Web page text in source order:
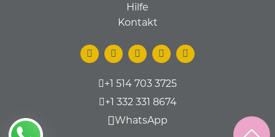
Hilfe
Kontakt
+1 514 703 3725
+1 332 331 8674
WhatsApp